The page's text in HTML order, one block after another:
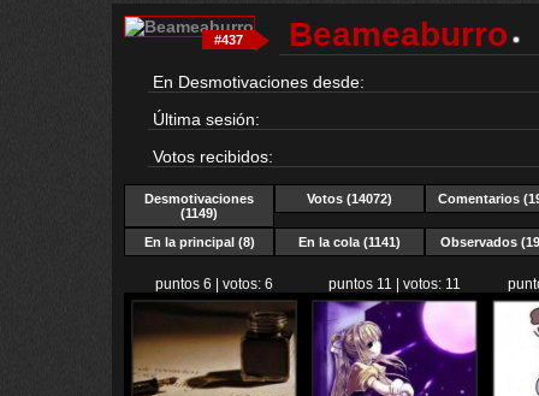
#437 Beameaburro
En Desmotivaciones desde:
Última sesión:
Votos recibidos:
Desmotivaciones
(1149)
Votos (14072) Comentarios
En la principal (8) En la cola (1141) Observados
puntos 6 | votos: 6 puntos 11 | votos: 11